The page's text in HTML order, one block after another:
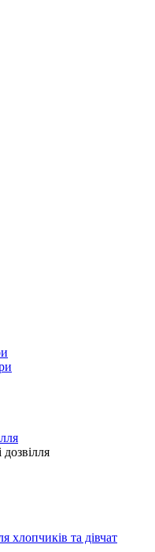
дозвілля
хлопчиків та дівчат